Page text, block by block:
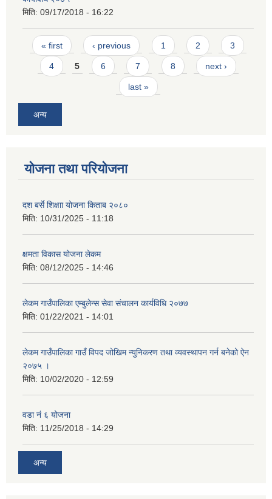
मिति: 09/17/2018 - 16:22
Pages
« first ‹ previous 1 2 3
4 5 6 7 8 next ›
last »
अन्य
योजना तथा परियोजना
दश बर्से शिक्षाा योजना किताब २०८०
मिति: 10/31/2025 - 11:18
क्षमता विकास योजना लेकम
मिति: 08/12/2025 - 14:46
लेकम गाउँपालिका एम्बुलेन्स सेवा संचालन कार्यविधि २०७७
मिति: 01/22/2021 - 14:01
लेकम गाउँपालिका गाउँ विपद जोखिम न्युनिकरण तथा व्यवस्थापन गर्न बनेको ऐन
२०७५ ।
मिति: 10/02/2020 - 12:59
वडा नं ६ योजना
मिति: 11/25/2018 - 14:29
अन्य